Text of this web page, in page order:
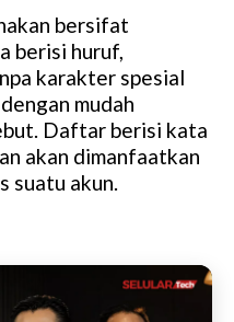
bersifat
berisi huruf,
karakter spesial
mudah
Daftar berisi kata
akan dimanfaatkan
suatu akun.